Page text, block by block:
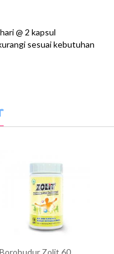
@ 2 kapsul
sesuai kebutuhan
Borobudur Zolit 60